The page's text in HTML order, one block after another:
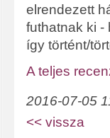
elrendezett
futhatnak ki -
így történt/
A teljes
2016-07-05
<< vissza